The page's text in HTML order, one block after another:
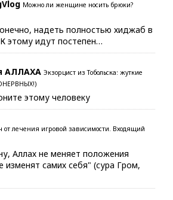
Можно ли женщине носить брюки?
надеть полностью хиджаб в
этому идут постепен…
АЛЛАХА Экзорцист из Тобольска: жуткие
этому человеку
от лечения игровой зависимости. Входящий
Аллах не меняет положения
изменят самих себя" (сура Гром,